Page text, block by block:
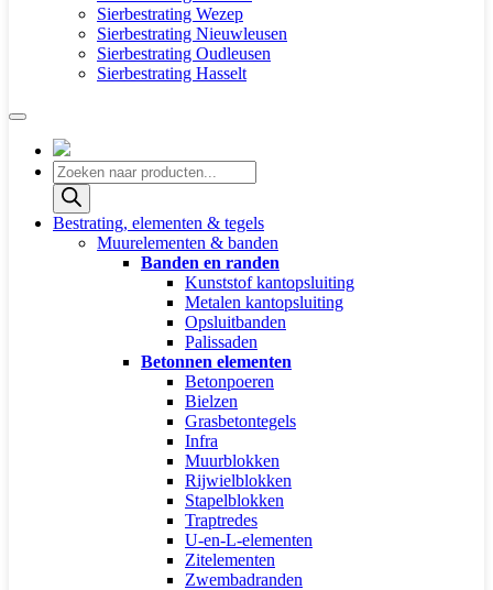
Sierbestrating Wezep
Sierbestrating Nieuwleusen
Sierbestrating Oudleusen
Sierbestrating Hasselt
Producten
zoeken
Bestrating, elementen & tegels
Muurelementen & banden
Banden en randen
Kunststof kantopsluiting
Metalen kantopsluiting
Opsluitbanden
Palissaden
Betonnen elementen
Betonpoeren
Bielzen
Grasbetontegels
Infra
Muurblokken
Rijwielblokken
Stapelblokken
Traptredes
U-en-L-elementen
Zitelementen
Zwembadranden